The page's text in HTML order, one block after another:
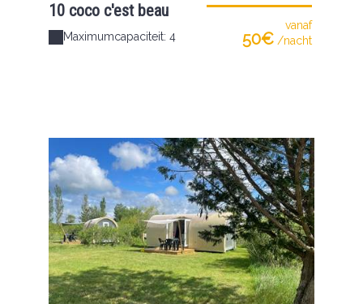
10 coco c'est beau
Maximumcapaciteit: 4
vanaf
50€ /nacht